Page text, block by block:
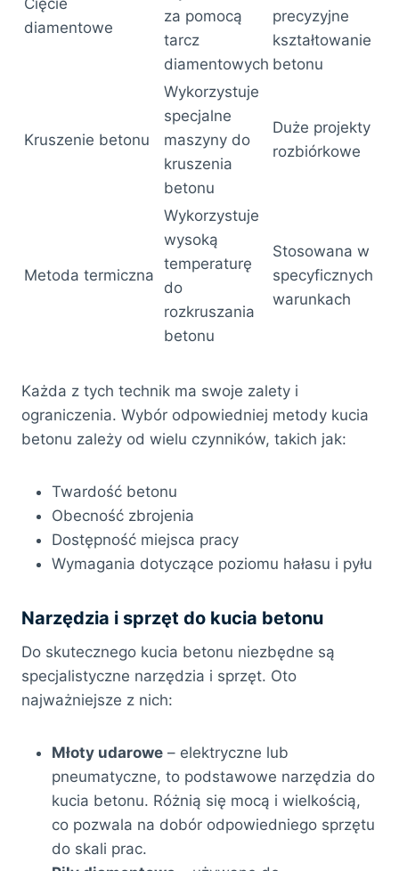
diamentowe
za pomocą
tarcz
diamentowych
precyzyjne
kształtowanie
betonu
Kruszenie betonu
Wykorzystuje
specjalne
maszyny do
kruszenia
betonu
Duże projekty
rozbiórkowe
Metoda termiczna
Wykorzystuje
wysoką
temperaturę
do
rozkruszania
betonu
Stosowana w
specyficznych
warunkach
Każda z tych technik ma swoje zalety i
ograniczenia. Wybór odpowiedniej metody kucia
betonu zależy od wielu czynników, takich jak:
Twardość betonu
Obecność zbrojenia
Dostępność miejsca pracy
Wymagania dotyczące poziomu hałasu i pyłu
Narzędzia i sprzęt do kucia betonu
Do skutecznego kucia betonu niezbędne są
specjalistyczne narzędzia i sprzęt. Oto
najważniejsze z nich:
Młoty udarowe – elektryczne lub
pneumatyczne, to podstawowe narzędzia do
kucia betonu. Różnią się mocą i wielkością,
co pozwala na dobór odpowiedniego sprzętu
do skali prac.